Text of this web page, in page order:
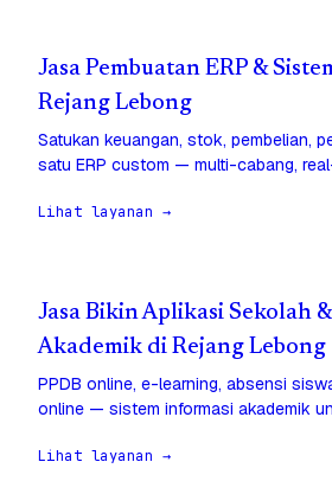
Jasa Pembuatan ERP &
Rejang Lebong
Satukan keuangan, stok, pembelian,
satu ERP custom — multi-cabang,
Lihat layanan →
Jasa Bikin Aplikasi Sekolah
Akademik di Rejang Lebong
PPDB online, e-learning, absensi
online — sistem informasi akademik
Lihat layanan →